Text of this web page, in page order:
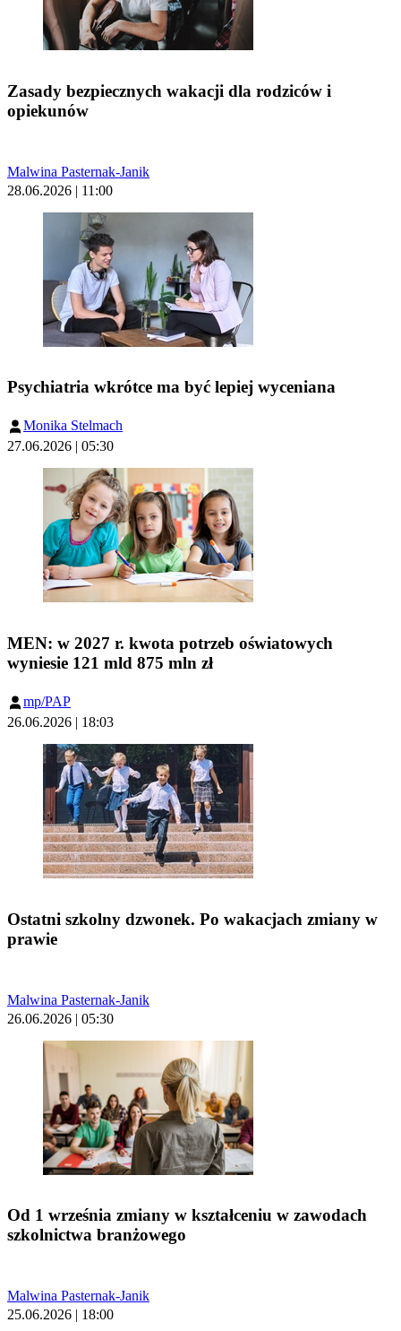
Zasady bezpiecznych wakacji dla rodziców i
opiekunów
Malwina Pasternak-Janik
28.06.2026 | 11:00
Psychiatria wkrótce ma być lepiej wyceniana
Monika Stelmach
27.06.2026 | 05:30
MEN: w 2027 r. kwota potrzeb oświatowych
wyniesie 121 mld 875 mln zł
mp/PAP
26.06.2026 | 18:03
Ostatni szkolny dzwonek. Po wakacjach zmiany w
prawie
Malwina Pasternak-Janik
26.06.2026 | 05:30
Od 1 września zmiany w kształceniu w zawodach
szkolnictwa branżowego
Malwina Pasternak-Janik
25.06.2026 | 18:00